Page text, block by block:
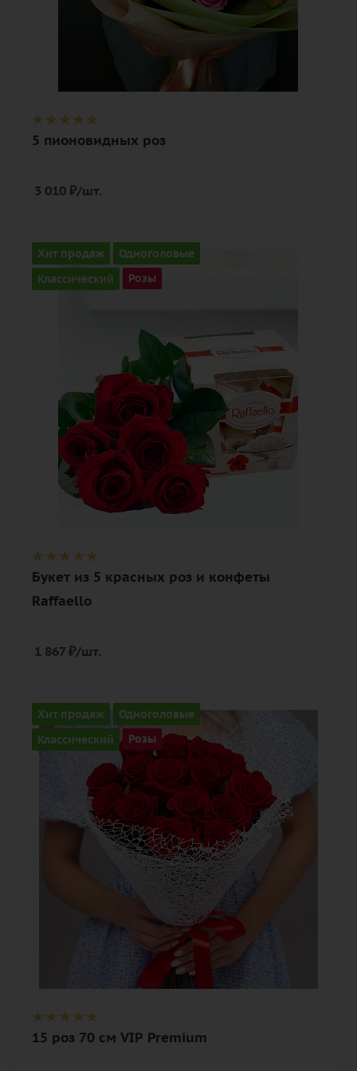
5 пионовидных роз
3 010 ₽/шт.
Хит продаж
Одноголовые
Классический
Розы
Количество
5
роза, лента, конфеты Raffaello
Букет из 5 красных роз и конфеты
Raffaello
1 867 ₽/шт.
Хит продаж
Одноголовые
Классический
Розы
Количество
15
алый, бордовый, красный, чайный
роза, лента, дизайнерская упаковка
15 роз 70 см VIP Premium